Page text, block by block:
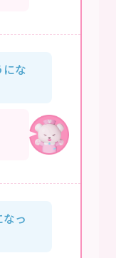
な
っ